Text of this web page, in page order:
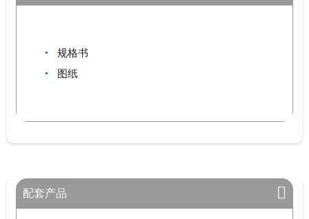
规格书
图纸
配套产品